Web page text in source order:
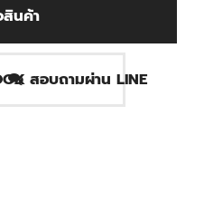
นค้า
สอบถามผ่าน LINE